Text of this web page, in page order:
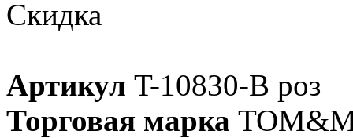
Скидка
Артикул T-10830-B роз
Торговая марка